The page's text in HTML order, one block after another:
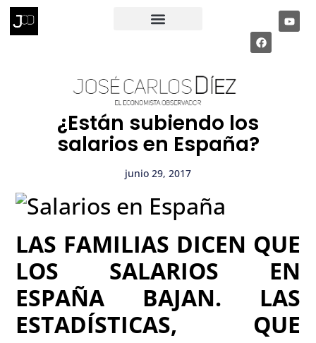
¿Están subiendo los
salarios en España?
junio 29, 2017
LAS FAMILIAS DICEN QUE
LOS SALARIOS EN
ESPAÑA BAJAN. LAS
ESTADÍSTICAS, QUE